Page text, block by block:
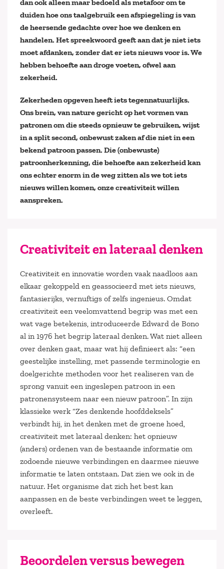
dan ook alleen maar bedoeld als metafoor om te
duiden hoe ons taalgebruik een afspiegeling is van
de heersende gedachte over hoe we denken en
handelen. Het spreekwoord geeft aan dat je niet iets
moet afdanken, zonder dat er iets nieuws voor is. We
hebben behoefte aan droge voeten, ofwel aan
zekerheid.
Zekerheden opgeven heeft iets tegennatuurlijks.
Ons brein, van nature gericht op het vormen van
patronen om die steeds opnieuw te gebruiken, wijst
in a split second, onbewust zaken af die niet in een
bekend patroon passen. Die (onbewuste)
patroonherkenning, die behoefte aan zekerheid kan
ons echter enorm in de weg zitten als we tot iets
nieuws willen komen, onze creativiteit willen
aanspreken.
Creativiteit en lateraal denken
Creativiteit en innovatie worden vaak naadloos aan
elkaar gekoppeld en geassocieerd met iets nieuws,
fantasierijks, vernuftigs of zelfs ingenieus. Omdat
creativiteit een veelomvattend begrip was met een
wat vage betekenis, introduceerde Edward de Bono
al in 1976 het begrip lateraal denken. Wat niet alleen
over denken gaat, maar wat hij definieert als: “een
geestelijke instelling, met passende terminologie en
doelgerichte methoden voor het realiseren van de
sprong vanuit een ingeslepen patroon in een
patronensysteem naar een nieuw patroon”. In zijn
klassieke werk “Zes denkende hoofddeksels”
verbindt hij, in het denken met de groene hoed,
creativiteit met lateraal denken: het opnieuw
(anders) ordenen van de bestaande informatie om
zodoende nieuwe verbindingen en daarmee nieuwe
informatie te laten ontstaan. Dat zien we ook in de
natuur. Het organisme dat zich het best kan
aanpassen en de beste verbindingen weet te leggen,
overleeft.
Beoordelen versus bewegen